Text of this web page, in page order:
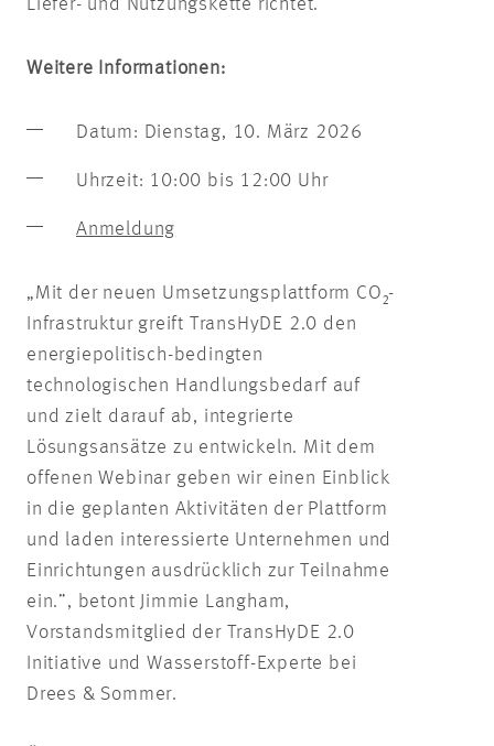
Liefer- und Nutzungskette richtet.
Weitere Informationen:
Datum: Dienstag, 10. März 2026
Uhrzeit: 10:00 bis 12:00 Uhr
Anmeldung
„Mit der neuen Umsetzungsplattform CO₂-
Infrastruktur greift TransHyDE 2.0 den
energiepolitisch-bedingten
technologischen Handlungsbedarf auf
und zielt darauf ab, integrierte
Lösungsansätze zu entwickeln. Mit dem
offenen Webinar geben wir einen Einblick
in die geplanten Aktivitäten der Plattform
und laden interessierte Unternehmen und
Einrichtungen ausdrücklich zur Teilnahme
ein.”, betont Jimmie Langham,
Vorstandsmitglied der TransHyDE 2.0
Initiative und Wasserstoff-Experte bei
Drees & Sommer.